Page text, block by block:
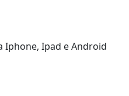
Ipad e Android